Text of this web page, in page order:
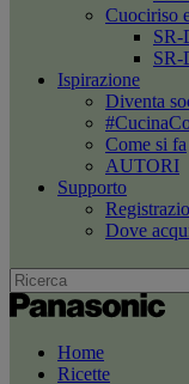
Cuociriso
Ispirazione
Diventa
Come si fa
AUTORI
Supporto
Dove
Home
Ricette